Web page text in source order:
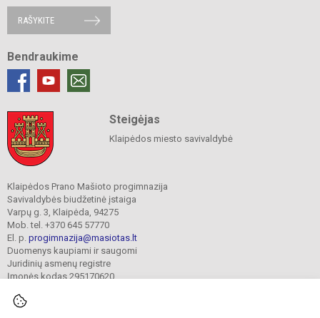
RAŠYKITE
Bendraukime
Steigėjas
Klaipėdos miesto savivaldybė
Klaipėdos Prano Mašioto progimnazija
Savivaldybės biudžetinė įstaiga
Varpų g. 3, Klaipėda, 94275
Mob. tel. +370 645 57770
El. p. progimnazija@masiotas.lt
Duomenys kaupiami ir saugomi
Juridinių asmenų registre
Įmonės kodas 295170620